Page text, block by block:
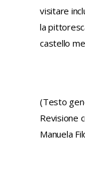
visitare
la
castello
(Testo
Revisione
Manuela